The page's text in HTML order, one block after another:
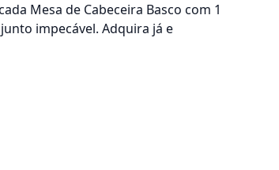
Mesa de Cabeceira Basco com 1
impecável. Adquira já e